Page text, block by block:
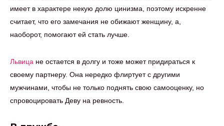
имеет в характере некую долю цинизма, поэтому искренне
считает, что его замечания не обижают женщину, а,
наоборот, помогают ей стать лучше.
Львица не остается в долгу и тоже может придираться к
своему партнеру. Она нередко флиртует с другими
мужчинами, чтобы не только поднять свою самооценку, но
спровоцировать Деву на ревность.